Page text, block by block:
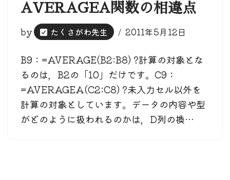
AVERAGEA関数の相違点
by たくさがわ先生 2011年5月12日
B9：=AVERAGE(B2:B8) ?計算の対象とな
るのは，B2の「10」だけです。C9：
=AVERAGEA(C2:C8) ?未入力セル以外を
計算の対象としています。データの内容や型
がどのように扱われるのかは，D列の換…